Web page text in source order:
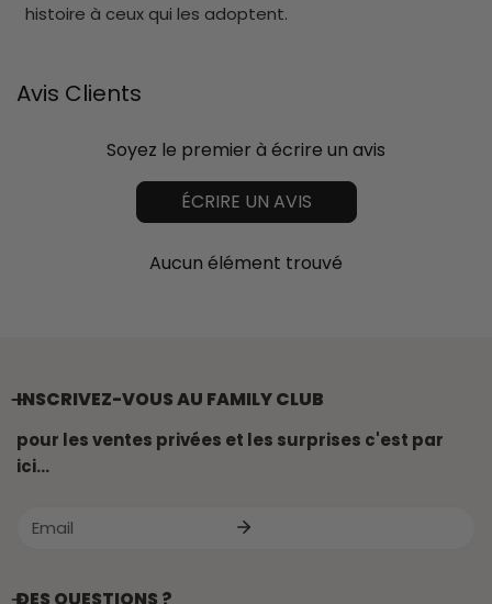
histoire à ceux qui les adoptent.
Avis Clients
Soyez le premier à écrire un avis
ÉCRIRE UN AVIS
Aucun élément trouvé
INSCRIVEZ-VOUS AU FAMILY CLUB
pour les ventes privées et les surprises c'est par
ici...
DES QUESTIONS ?